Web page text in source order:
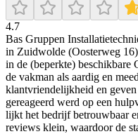
4.7
Bas Gruppen
in Zuidwolde (Oosterweg 16)
in de (beperkte) beschikbare
de vakman als aardig en
klantvriendelijkheid en
gereageerd werd op een
lijkt het bedrijf betrouwbaar
reviews klein, waardoor de